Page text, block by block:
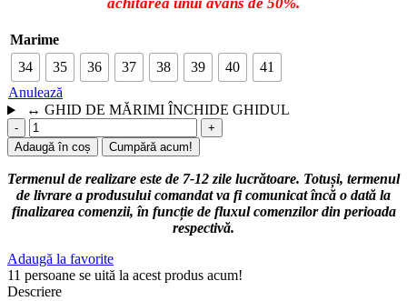
achitarea unui avans de 50%.
Marime
34
35 36 37 38 39 40
41
Anulează
↔ GHID DE MĂRIMI ÎNCHIDE GHIDUL
Adaugă în coș Cumpără acum!
Termenul de realizare este de 7-12 zile lucrătoare. Totuși, termenul
de livrare a produsului comandat va fi comunicat încă o dată la
finalizarea comenzii, în funcție de fluxul comenzilor din perioada
respectivă.
Adaugă la favorite
11 persoane se uită la acest produs acum!
Descriere